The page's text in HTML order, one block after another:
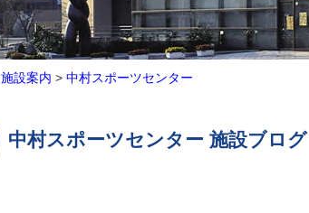
施設案内 > 中村スポーツセンター
中村スポーツセンター 施設ブログ